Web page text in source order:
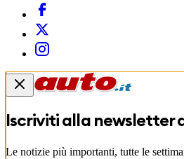
Iscriviti alla newsletter
Le notizie più importanti, tutte le